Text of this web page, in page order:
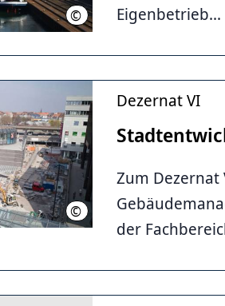
© Städtische Häfen Hannover
Eigenbetrieb...
© LHH
Dezernat VI
Zum
der